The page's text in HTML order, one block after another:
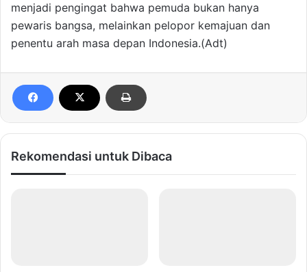
menjadi pengingat bahwa pemuda bukan hanya
pewaris bangsa, melainkan pelopor kemajuan dan
penentu arah masa depan Indonesia.(Adt)
Rekomendasi untuk Dibaca